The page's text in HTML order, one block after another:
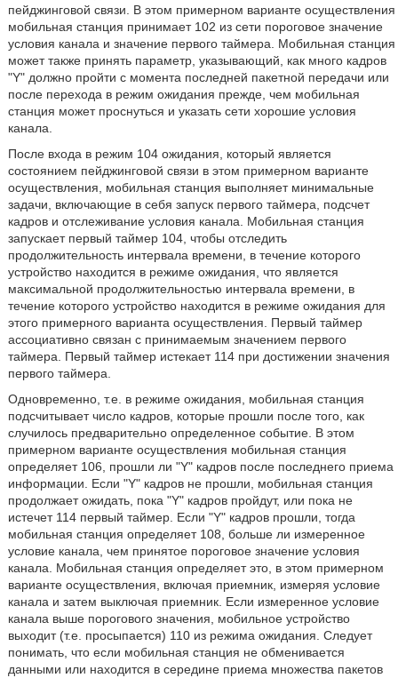
пейджинговой связи. В этом примерном варианте осуществления
мобильная станция принимает 102 из сети пороговое значение
условия канала и значение первого таймера. Мобильная станция
может также принять параметр, указывающий, как много кадров
"Y" должно пройти с момента последней пакетной передачи или
после перехода в режим ожидания прежде, чем мобильная
станция может проснуться и указать сети хорошие условия
канала.
После входа в режим 104 ожидания, который является
состоянием пейджинговой связи в этом примерном варианте
осуществления, мобильная станция выполняет минимальные
задачи, включающие в себя запуск первого таймера, подсчет
кадров и отслеживание условия канала. Мобильная станция
запускает первый таймер 104, чтобы отследить
продолжительность интервала времени, в течение которого
устройство находится в режиме ожидания, что является
максимальной продолжительностью интервала времени, в
течение которого устройство находится в режиме ожидания для
этого примерного варианта осуществления. Первый таймер
ассоциативно связан с принимаемым значением первого
таймера. Первый таймер истекает 114 при достижении значения
первого таймера.
Одновременно, т.е. в режиме ожидания, мобильная станция
подсчитывает число кадров, которые прошли после того, как
случилось предварительно определенное событие. В этом
примерном варианте осуществления мобильная станция
определяет 106, прошли ли "Y" кадров после последнего приема
информации. Если "Y" кадров не прошли, мобильная станция
продолжает ожидать, пока "Y" кадров пройдут, или пока не
истечет 114 первый таймер. Если "Y" кадров прошли, тогда
мобильная станция определяет 108, больше ли измеренное
условие канала, чем принятое пороговое значение условия
канала. Мобильная станция определяет это, в этом примерном
варианте осуществления, включая приемник, измеряя условие
канала и затем выключая приемник. Если измеренное условие
канала выше порогового значения, мобильное устройство
выходит (т.е. просыпается) 110 из режима ожидания. Следует
понимать, что если мобильная станция не обменивается
данными или находится в середине приема множества пакетов